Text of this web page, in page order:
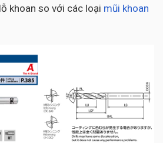
khoan so với các loại mũi khoan